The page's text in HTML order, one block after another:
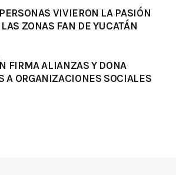
VIVIERON LA PASIÓN
ZONAS FAN DE YUCATÁN
FIRMA ALIANZAS Y DONA
A ORGANIZACIONES SOCIALES